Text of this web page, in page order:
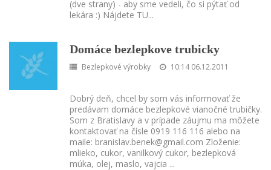
(dve strany) - aby sme vedeli, čo si pýtať od
lekára :) Nájdete TU...
Domáce bezlepkove trubicky
Bezlepkové výrobky 10:14 06.12.2011
Dobrý deň, chcel by som vás informovať že
predávam domáce bezlepkové vianočné trubičky.
Som z Bratislavy a v prípade záujmu ma môžete
kontaktovať na čísle 0919 116 116 alebo na
maile: branislav.benek@gmail.com Zloženie:
mlieko, cukor, vanilkový cukor, bezlepková
múka, olej, maslo, vajcia ...